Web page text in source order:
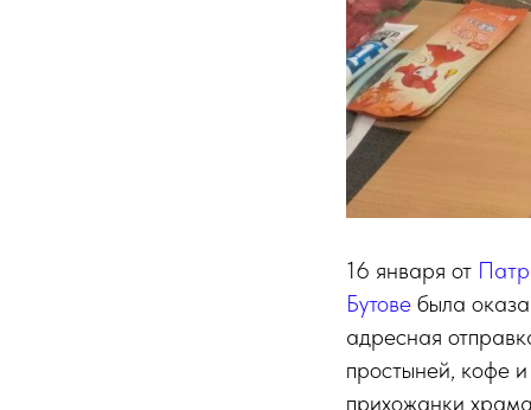
16 января от
Бутове была
адресная
простыней, кофе
прихожанки